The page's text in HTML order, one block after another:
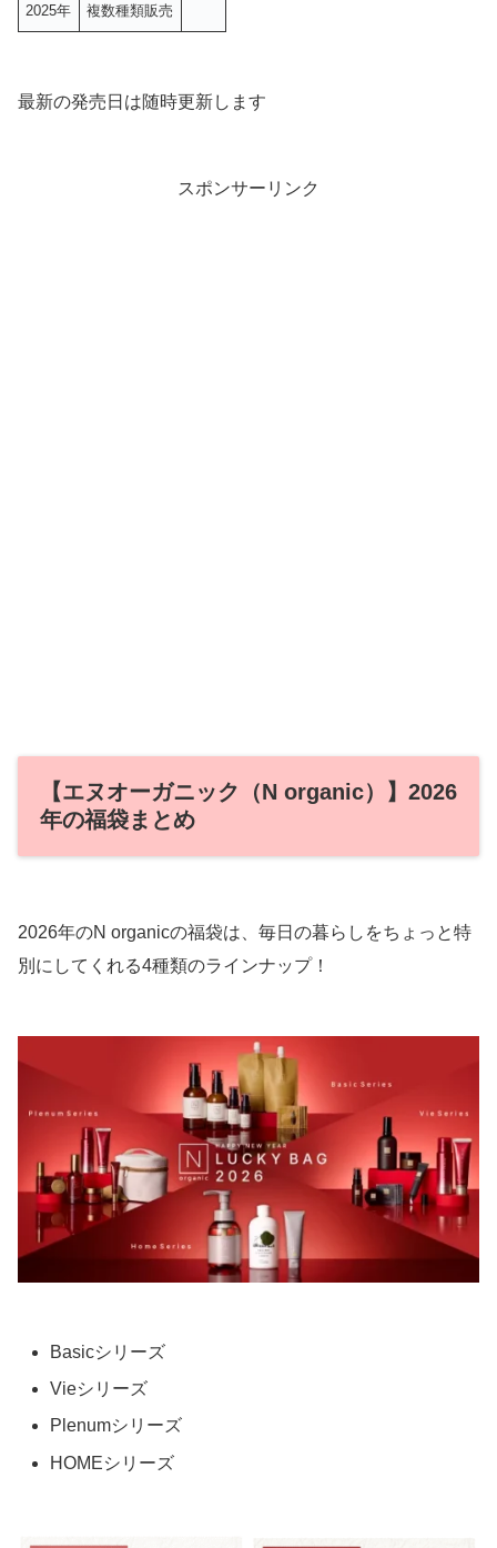
2025年 複数種類販売
最新の発売日は随時更新します
スポンサーリンク
【エヌオーガニック（N organic）】2026
年の福袋まとめ
2026年のN organicの福袋は、毎日の暮らしをちょっと特
別にしてくれる4種類のラインナップ！
Basicシリーズ
Vieシリーズ
Plenumシリーズ
HOMEシリーズ